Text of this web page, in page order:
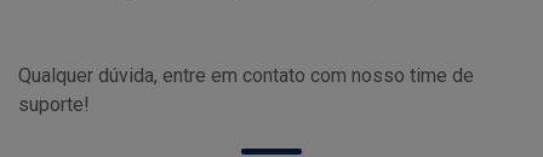
Qualquer dúvida, entre em contato com nosso time de
suporte!